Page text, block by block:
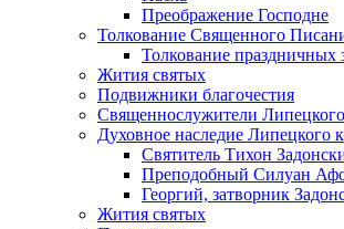
Преображение Господне
Толкование Священного
Толкование праздничных
Жития святых
Подвижники благочестия
Священнослужители
Духовное наследие Липецкого
Святитель Тихон
Преподобный Силуан
Георгий, затворник
Жития святых